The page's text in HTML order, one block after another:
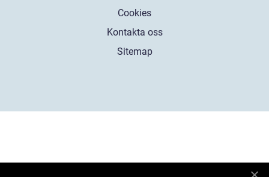
Cookies
Kontakta oss
Sitemap